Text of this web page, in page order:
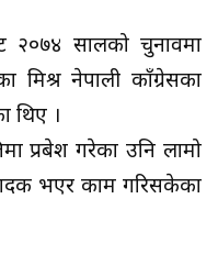
२०७४ सालको चुनावमा
मिश्र नेपाली काँग्रेसका
थिए ।
प्रबेश गरेका उनि लामो
भएर काम गरिसकेका